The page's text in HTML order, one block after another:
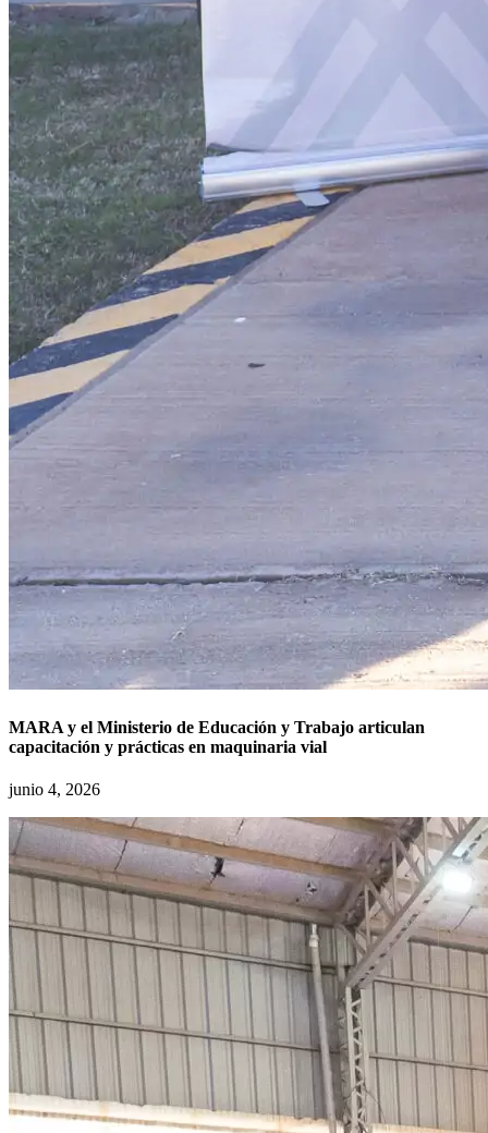
MARA y el Ministerio de Educación y Trabajo articulan
capacitación y prácticas en maquinaria vial
junio 4, 2026